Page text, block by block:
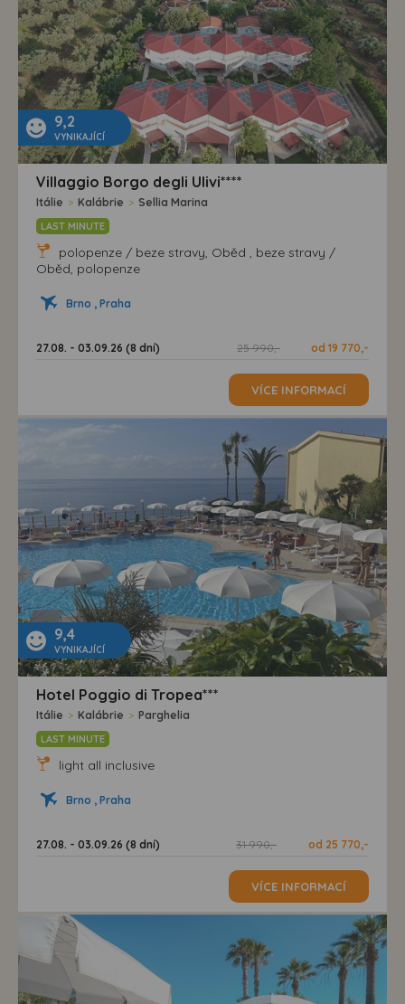
9,2
VYNIKAJÍCÍ
Villaggio Borgo degli Ulivi****
Itálie > Kalábrie > Sellia Marina
LAST MINUTE
polopenze / beze stravy, Oběd , beze stravy /
Oběd, polopenze
Brno , Praha
27.08. - 03.09.26 (8 dní) 25 990,- od 19 770,-
VÍCE INFORMACÍ
9,4
VYNIKAJÍCÍ
Hotel Poggio di Tropea***
Itálie > Kalábrie > Parghelia
LAST MINUTE
light all inclusive
Brno , Praha
27.08. - 03.09.26 (8 dní) 31 990,- od 25 770,-
VÍCE INFORMACÍ